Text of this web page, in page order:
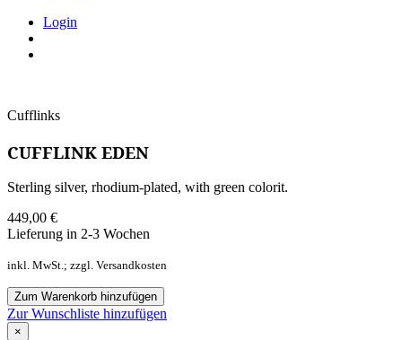
Login
Cufflinks
CUFFLINK EDEN
Sterling silver, rhodium-plated, with green colorit.
449,00 €
Lieferung in 2-3 Wochen
inkl. MwSt.; zzgl. Versandkosten
Zum Warenkorb hinzufügen
Zur Wunschliste hinzufügen
×